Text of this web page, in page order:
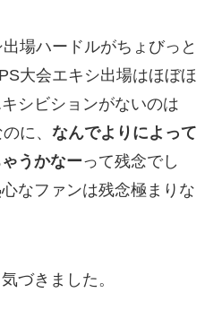
場ハードルがちょびっと
大会エキシ出場はほぼほ
シビションがないのは
のに、なんでよりによって
うかなーって残念でし
なファンは残念極まりな
づきました。